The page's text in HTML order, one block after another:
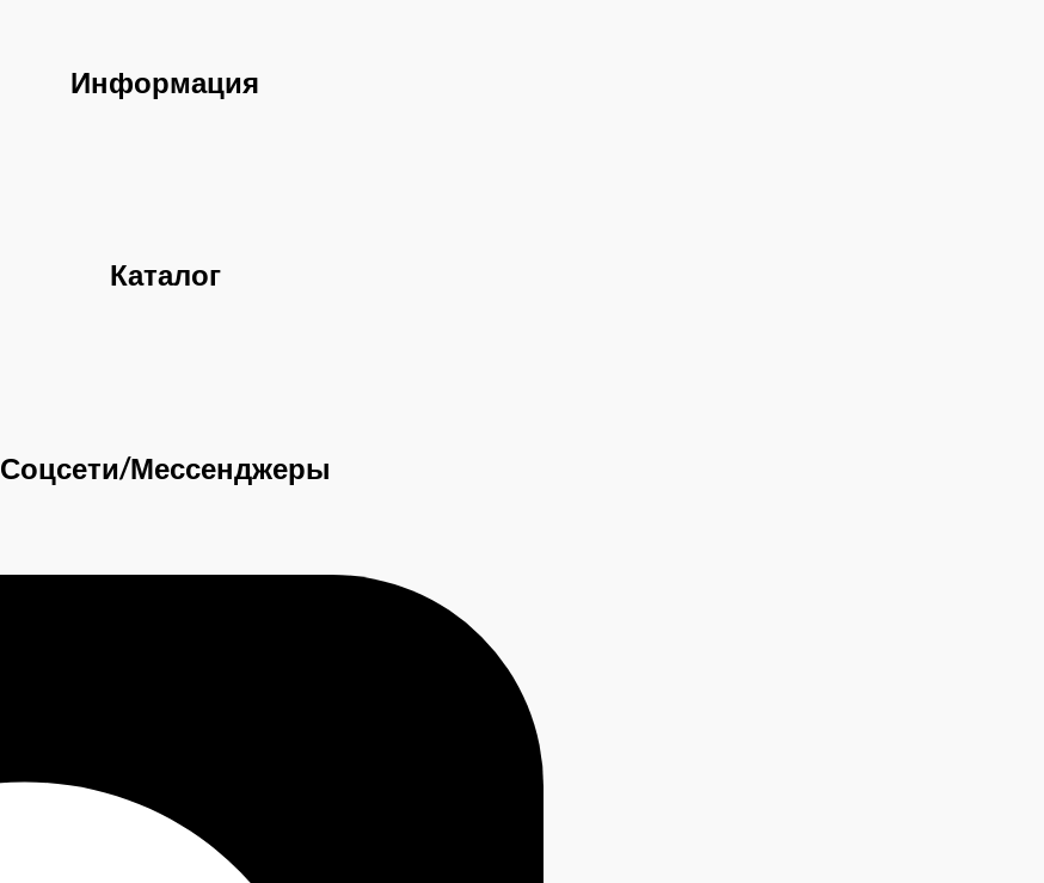
Информация
Каталог
Соцсети/Мессенджеры